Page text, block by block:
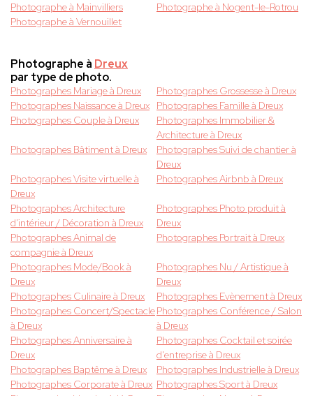
Photographe à Mainvilliers
Photographe à Nogent-le-Rotrou
Photographe à Vernouillet
Photographe à Dreux
par type de photo.
Photographes Mariage à Dreux
Photographes Grossesse à Dreux
Photographes Naissance à Dreux
Photographes Famille à Dreux
Photographes Couple à Dreux
Photographes Immobilier &
Architecture à Dreux
Photographes Bâtiment à Dreux
Photographes Suivi de chantier à
Dreux
Photographes Visite virtuelle à
Dreux
Photographes Airbnb à Dreux
Photographes Architecture
d'intérieur / Décoration à Dreux
Photographes Photo produit à
Dreux
Photographes Animal de
compagnie à Dreux
Photographes Portrait à Dreux
Photographes Mode/Book à
Dreux
Photographes Nu / Artistique à
Dreux
Photographes Culinaire à Dreux
Photographes Evènement à Dreux
Photographes Concert/Spectacle
à Dreux
Photographes Conférence / Salon
à Dreux
Photographes Anniversaire à
Dreux
Photographes Cocktail et soirée
d'entreprise à Dreux
Photographes Baptême à Dreux
Photographes Industrielle à Dreux
Photographes Corporate à Dreux Photographes Sport à Dreux